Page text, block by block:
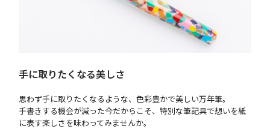
手に取りたくなる美しさ
思わず手に取りたくなるような、色彩豊かで美しい万年筆。
手書きする機会が減った今だからこそ、特別な筆記具で想いを紙
に表す楽しさを味わってみませんか。